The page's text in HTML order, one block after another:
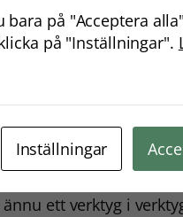
nytt både för
På travskolanhar vi
att få lära oss
lotsar ledarna
ett verktyg i
på "Acceptera
på "Inställningar".
Inställningar